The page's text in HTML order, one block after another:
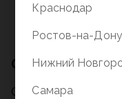
Описание
Описание на стадии
Подробнее о
Краснодар
Ростов-на-Дону
Нижний
Самара